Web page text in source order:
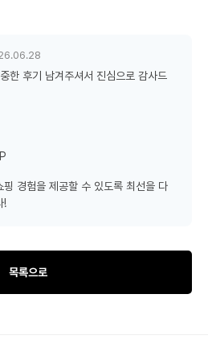
한 후기 남겨주셔서 진심으로 감사드
핑 경험을 제공할 수 있도록 최선을 다
!
목록으로